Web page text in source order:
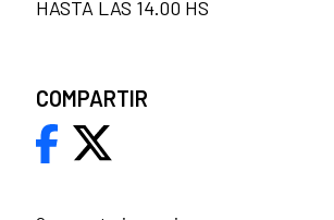
HASTA LAS 14.00 HS
COMPARTIR